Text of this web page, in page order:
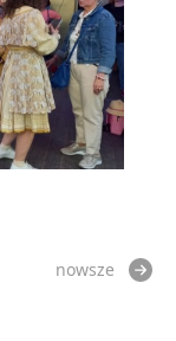
nowsze